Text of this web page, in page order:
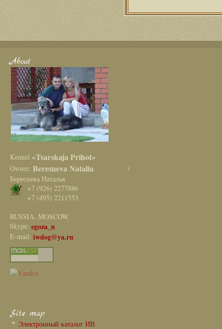
About
Kennel «Tsarskaja Prihot»
Owner: Beresneva Natalia /
Береснева Наталья
+7 (926) 2277886
+7 (495) 2211553
RUSSIA. MOSCOW.
Skype: egoza_n
E-mail: iwdog@ya.ru
Site map
Электронный каталог ИВ